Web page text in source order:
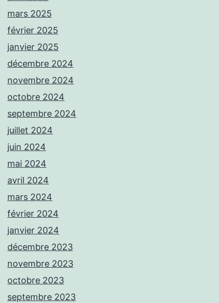
mars 2025
février 2025
janvier 2025
décembre 2024
novembre 2024
octobre 2024
septembre 2024
juillet 2024
juin 2024
mai 2024
avril 2024
mars 2024
février 2024
janvier 2024
décembre 2023
novembre 2023
octobre 2023
septembre 2023